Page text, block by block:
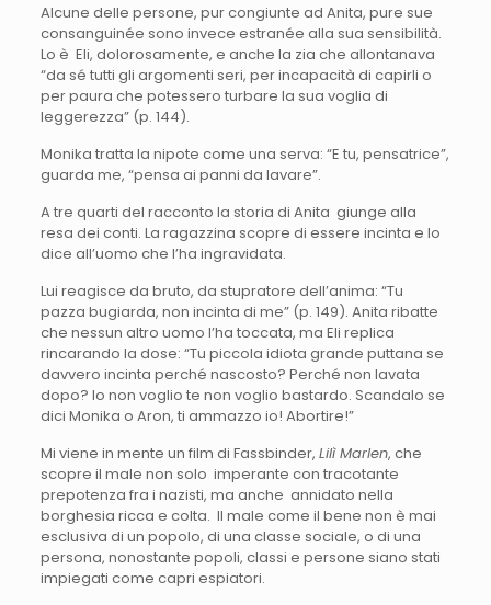
Alcune delle persone, pur congiunte ad Anita, pure sue
consanguinée sono invece estranée alla sua sensibilità.
Lo è Eli, dolorosamente, e anche la zia che allontanava
“da sé tutti gli argomenti seri, per incapacità di capirli o
per paura che potessero turbare la sua voglia di
leggerezza” (p. 144).
Monika tratta la nipote come una serva: “E tu, pensatrice”,
guarda me, “pensa ai panni da lavare”.
A tre quarti del racconto la storia di Anita giunge alla
resa dei conti. La ragazzina scopre di essere incinta e lo
dice all’uomo che l’ha ingravidata.
Lui reagisce da bruto, da stupratore dell’anima: “Tu
pazza bugiarda, non incinta di me” (p. 149). Anita ribatte
che nessun altro uomo l’ha toccata, ma Eli replica
rincarando la dose: “Tu piccola idiota grande puttana se
davvero incinta perché nascosto? Perché non lavata
dopo? Io non voglio te non voglio bastardo. Scandalo se
dici Monika o Aron, ti ammazzo io! Abortire!”
Mi viene in mente un film di Fassbinder, Lilì Marlen, che
scopre il male non solo imperante con tracotante
prepotenza fra i nazisti, ma anche annidato nella
borghesia ricca e colta. Il male come il bene non è mai
esclusiva di un popolo, di una classe sociale, o di una
persona, nonostante popoli, classi e persone siano stati
impiegati come capri espiatori.